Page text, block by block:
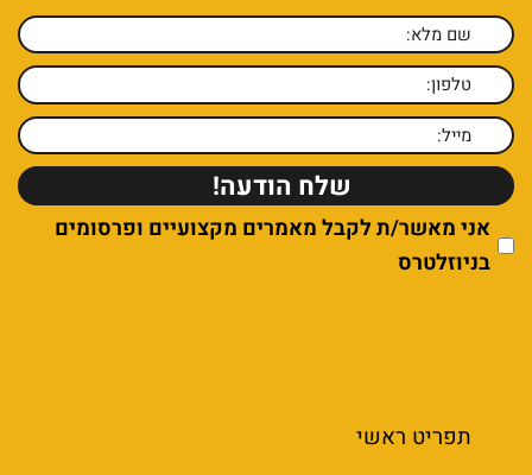
אני מאשר/ת לקבל מאמרים מקצועיים ופרסומים
בניוזלטרס
תפריט ראשי